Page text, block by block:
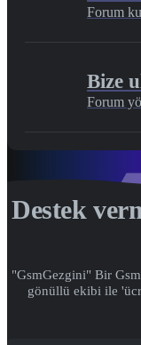
Forum
Bize
Forum
Destek
"GsmGezgini" Bir
gönüllü ekibi ile